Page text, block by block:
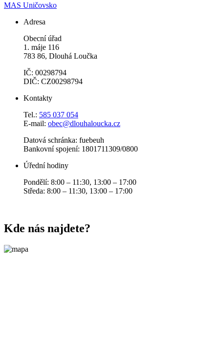
MAS Uničovsko
Adresa
Obecní úřad
1. máje 116
783 86, Dlouhá Loučka
IČ: 00298794
DIČ: CZ00298794
Kontakty
Tel.: 585 037 054
E-mail: obec@dlouhaloucka.cz
Datová schránka: fuebeuh
Bankovní spojení: 1801711309/0800
Úřední hodiny
Pondělí: 8:00 – 11:30, 13:00 – 17:00
Středa: 8:00 – 11:30, 13:00 – 17:00
Kde nás najdete?